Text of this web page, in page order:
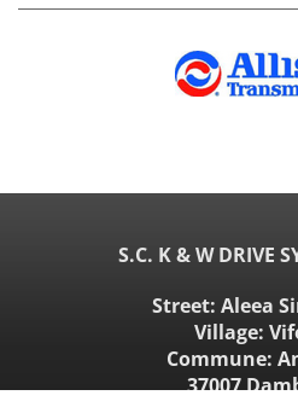
S.C. K & W DRIVE
Street: Aleea
Village:
Commune:
37007